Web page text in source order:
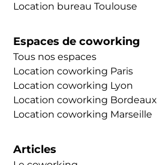
Location bureau Toulouse
Espaces de coworking
Tous nos espaces
Location coworking Paris
Location coworking Lyon
Location coworking Bordeaux
Location coworking Marseille
Articles